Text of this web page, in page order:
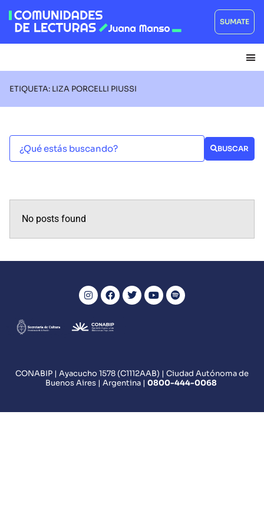
SUMATE
ETIQUETA: LIZA PORCELLI PIUSSI
BUSCAR
No posts found
CONABIP | Ayacucho 1578 (C1112AAB) | Ciudad Autónoma de
Buenos Aires | Argentina | 0800-444-0068